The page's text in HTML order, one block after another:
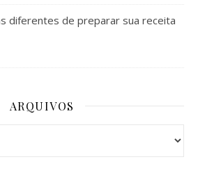
diferentes de preparar sua receita
ARQUIVOS